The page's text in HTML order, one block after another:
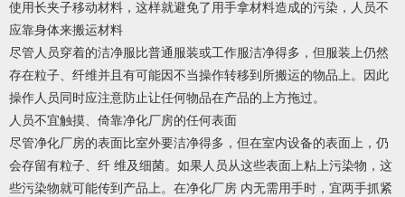
使用长夹子移动材料，这样就避免了用手拿材料造成的污染，人员不
应靠身体来搬运材料
尽管人员穿着的洁净服比普通服装或工作服洁净得多，但服装上仍然
存在粒子、纤维并且有可能因不当操作转移到所搬运的物品上。因此
操作人员同时应注意防止让任何物品在产品的上方拖过。
人员不宜触摸、倚靠净化厂房的任何表面
尽管净化厂房的表面比室外要洁净得多，但在室内设备的表面上，仍
会存留有粒子、纤 维及细菌。如果人员从这些表面上粘上污染物，这
些污染物就可能传到产品上。在净化厂房 内无需用手时，宜两手抓紧